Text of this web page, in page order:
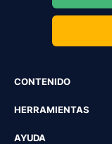
CONTENIDO
HERRAMIENTAS
AYUDA